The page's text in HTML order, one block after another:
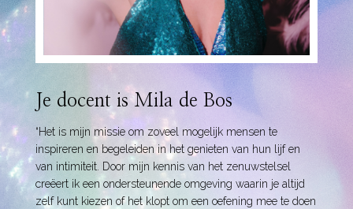
Je docent is Mila de Bos
“Het is mijn missie om zoveel mogelijk mensen te
inspireren en begeleiden in het genieten van hun lijf en
van intimiteit. Door mijn kennis van het zenuwstelsel
creëert ik een ondersteunende omgeving waarin je altijd
zelf kunt kiezen of het klopt om een oefening mee te doen